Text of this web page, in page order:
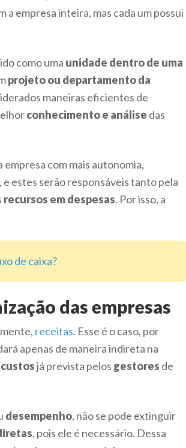
a empresa inteira, mas cada um possui
como uma unidade dentro de uma
projeto ou departamento da
maneiras eficientes de
conhecimento e análise das
com mais autonomia,
estes serão responsáveis tanto pela
recursos em despesas. Por isso, a
de caixa?
das empresas
receitas. Esse é o caso, por
apenas de maneira indireta na
já prevista pelos gestores de
desempenho, não se pode extinguir
, pois ele é necessário. Dessa